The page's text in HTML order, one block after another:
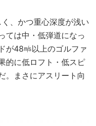
、かつ重心深度が浅い
ては中・低弾道になっ
が48㎧以上のゴルファ
的に低ロフト・低スピ
。まさにアスリート向